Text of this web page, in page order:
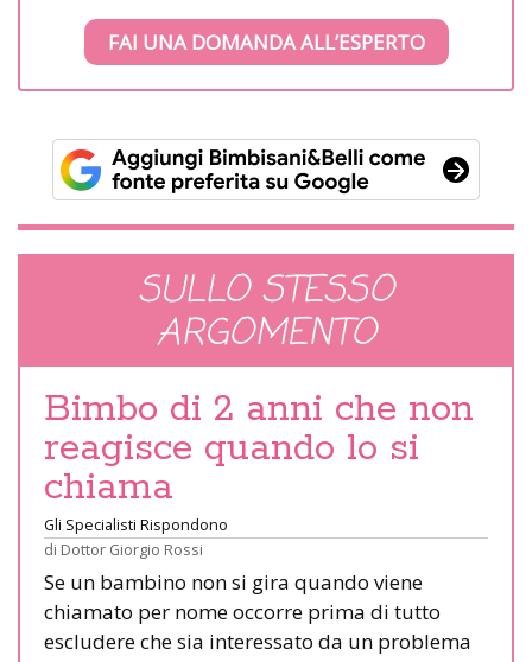
FAI UNA DOMANDA ALL’ESPERTO
SULLO STESSO
ARGOMENTO
Bimbo di 2 anni che non
reagisce quando lo si
chiama
Gli Specialisti Rispondono
di Dottor Giorgio Rossi
Se un bambino non si gira quando viene
chiamato per nome occorre prima di tutto
escludere che sia interessato da un problema